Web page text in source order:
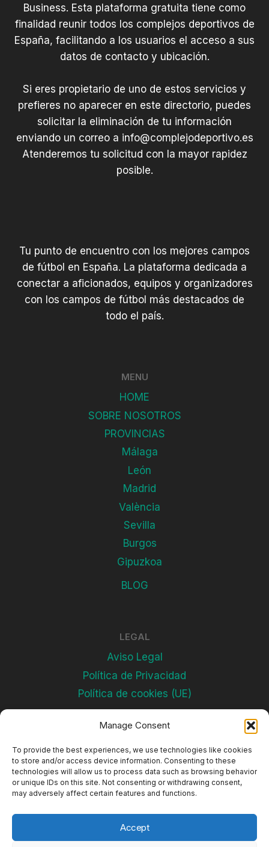
Manage Consent
To provide the best experiences, we use technologies like cookies
to store and/or access device information. Consenting to these
technologies will allow us to process data such as browsing behavior
or unique IDs on this site. Not consenting or withdrawing consent,
may adversely affect certain features and functions.
Accept
Business. Esta plataforma gratuita tiene como
finalidad reunir todos los complejos deportivos de
España, facilitando a los usuarios el acceso a sus
datos de contacto y ubicación.
Si eres propietario de uno de estos servicios y
prefieres no aparecer en este directorio, puedes
solicitar la eliminación de tu información
enviando un correo a info@complejodeportivo.es
Atenderemos tu solicitud con la mayor rapidez
posible.
Tu punto de encuentro con los mejores campos
de fútbol en España. La plataforma dedicada a
conectar a aficionados, equipos y organizadores
con los campos de fútbol más destacados de
todo el país.
MENU
HOME
SOBRE NOSOTROS
PROVINCIAS
Málaga
León
Madrid
València
Sevilla
Burgos
Gipuzkoa
BLOG
LEGAL
Aviso Legal
Política de Privacidad
Política de cookies (UE)
Subscríbete